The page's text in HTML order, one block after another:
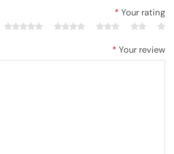
Your rating
*
Your review
*